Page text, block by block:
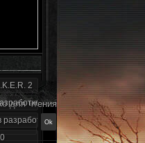
2
для чтения